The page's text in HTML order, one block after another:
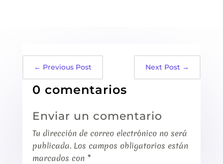
← Previous Post Next Post →
0 comentarios
Enviar un comentario
Tu dirección de correo electrónico no será
publicada. Los campos obligatorios están
marcados con *